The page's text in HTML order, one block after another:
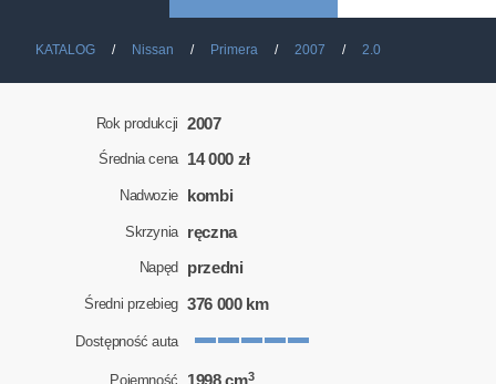
KATALOG Nissan Primera 2007 2.0
Rok produkcji 2007
Średnia cena 14 000 zł
Nadwozie kombi
Skrzynia ręczna
Napęd przedni
Średni przebieg 376 000 km
Dostępność auta
Pojemność 3